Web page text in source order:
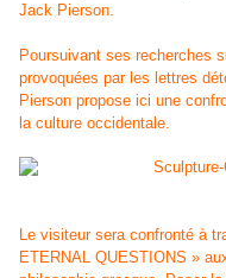
Jack Pierson.
Poursuivant ses recherches
provoquées par les lettres
Pierson propose ici une
la culture occidentale.
Le visiteur sera confronté à
ETERNAL QUESTIONS »